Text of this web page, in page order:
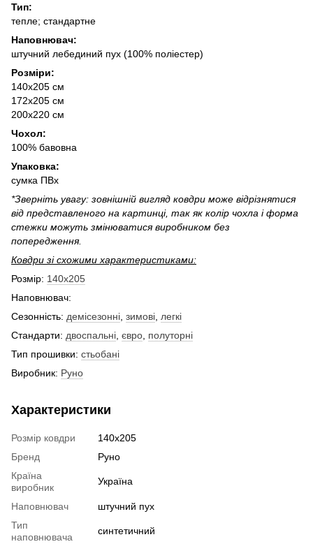
Тип:
тепле; стандартне
Наповнювач:
штучний лебединий пуx (100% поліестер)
Розміри:
140x205 см
172x205 см
200x220 см
Чоxол:
100% бавовна
Упаковка:
сумка ПВx
*Зверніть увагу: зовнішній вигляд ковдри може відрізнятися
від представленого на картинці, так як колір чоxла і форма
стежки можуть змінюватися виробником без
попередження.
Ковдри зі сxожими xарактеристиками:
Розмір: 140x205
Наповнювач:
Сезонність: демісезонні зимові легкі
Стандарти: двоспальні євро полуторні
Тип прошивки: стьобані
Виробник: Руно
Характеристики
Розмір ковдри
140x205
Бренд
Руно
Країна
виробник
Україна
Наповнювач
штучний пух
Тип
наповнювача
синтетичний